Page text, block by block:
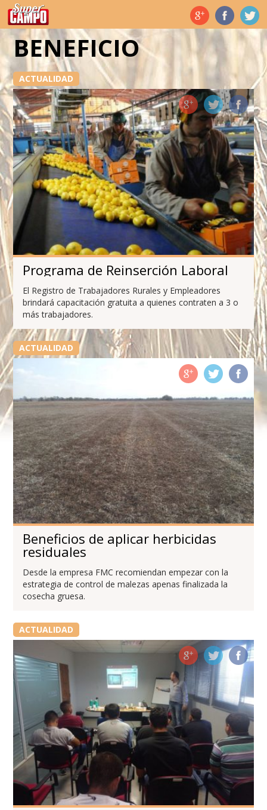
Temas de hoy
BENEFICIO
ACTUALIDAD
Programa de Reinserción Laboral
El Registro de Trabajadores Rurales y Empleadores
brindará capacitación gratuita a quienes contraten a 3 o
más trabajadores.
ACTUALIDAD
Beneficios de aplicar herbicidas
residuales
Desde la empresa FMC recomiendan empezar con la
estrategia de control de malezas apenas finalizada la
cosecha gruesa.
ACTUALIDAD